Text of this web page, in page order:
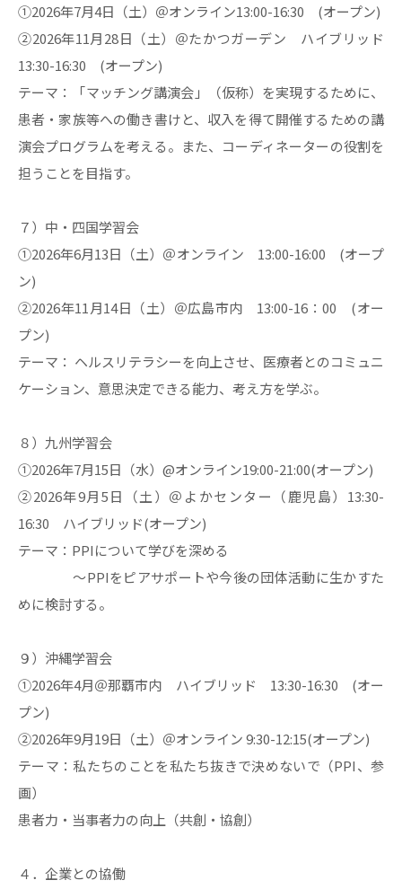
①2026年7月4日（土）＠オンライン13:00-16:30 (オープン)
②2026年11月28日（土）＠たかつガーデン ハイブリッド
13:30-16:30 (オープン)
テーマ：「マッチング講演会」（仮称）を実現するために、
患者・家族等への働き書けと、収入を得て開催するための講
演会プログラムを考える。また、コーディネーターの役割を
担うことを目指す。
７）中・四国学習会
①2026年6月13日（土）＠オンライン 13:00-16:00 (オープ
ン)
②2026年11月14日（土）＠広島市内 13:00-16：00 (オー
プン)
テーマ： ヘルスリテラシーを向上させ、医療者とのコミュニ
ケーション、意思決定できる能力、考え方を学ぶ。
８）九州学習会
①2026年7月15日（水）@オンライン19:00-21:00(オープン)
②2026年9月5日（土）＠よかセンター（鹿児島）13:30-
16:30 ハイブリッド(オープン)
テーマ：PPIについて学びを深める
～PPIをピアサポートや今後の団体活動に生かすた
めに検討する。
９）沖縄学習会
①2026年4月＠那覇市内 ハイブリッド 13:30-16:30 (オー
プン)
②2026年9月19日（土）＠オンライン 9:30-12:15(オープン)
テーマ：私たちのことを私たち抜きで決めないで（PPI、参
画）
患者力・当事者力の向上（共創・協創）
４．企業との協働